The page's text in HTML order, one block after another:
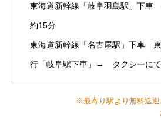
東海道新幹線「岐阜羽島駅」下
約15分
東海道新幹線「名古屋駅」下車
行「岐阜駅下車」→ タクシーに
※最寄り駅より無料送迎